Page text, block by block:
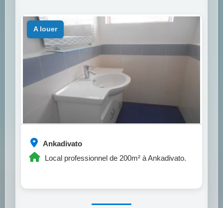
Ankadivato
Local professionnel de 200m² à Ankadivato.
a louer